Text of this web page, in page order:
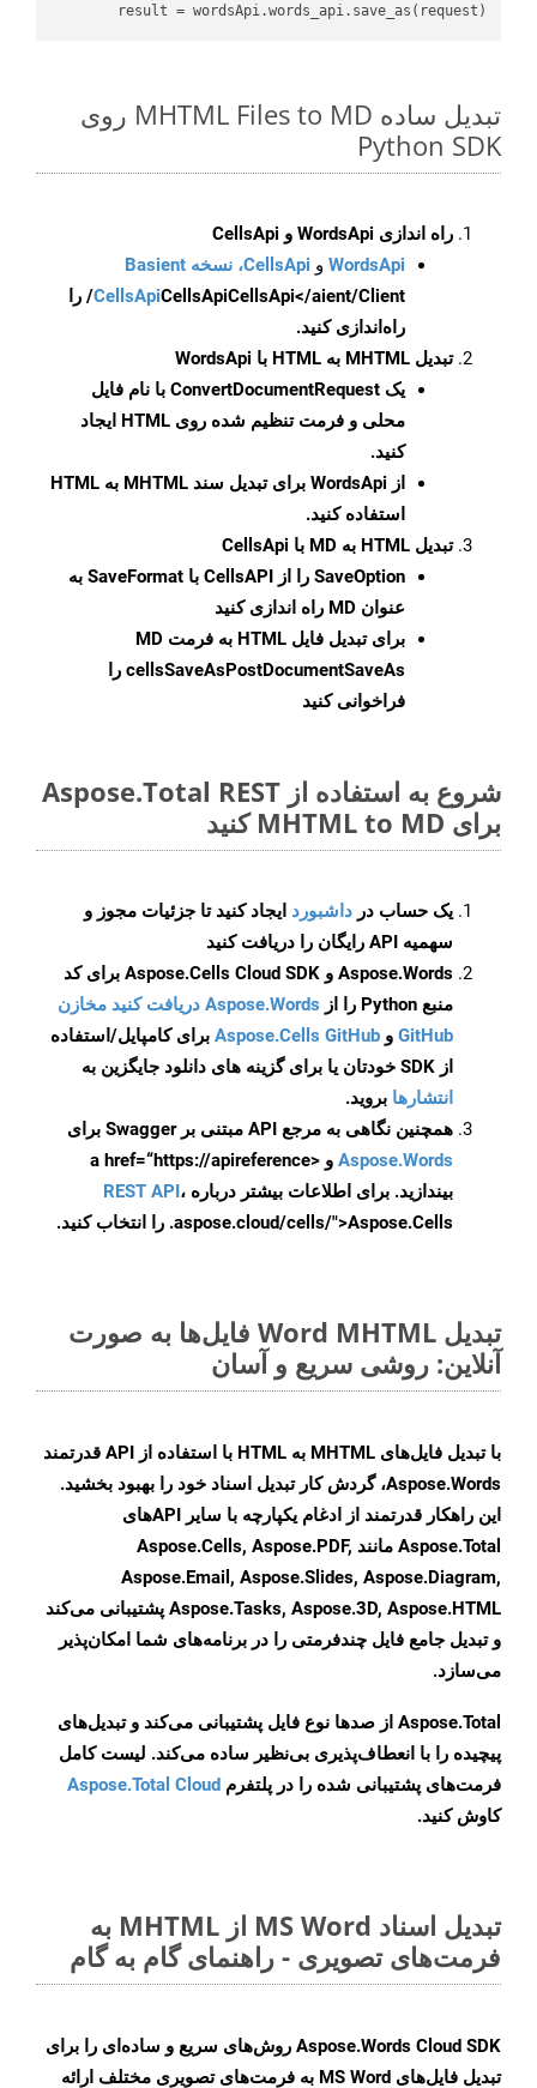
result = wordsApi.words_api.save_as(request)
تبدیل ساده MHTML Files to MD روی
Python SDK
راه اندازی WordsApi و CellsApi
WordsApi و CellsApi، نسخه Basient
CellsApiCellsApi
CellsApi</aient/Client/ را
راه‌اندازی کنید.
تبدیل MHTML به HTML با WordsApi
یک ConvertDocumentRequest با نام فایل
محلی و فرمت تنظیم شده روی HTML ایجاد
کنید.
از WordsApi برای تبدیل سند MHTML به HTML
استفاده کنید.
تبدیل HTML به MD با CellsApi
SaveOption
را از CellsAPI با SaveFormat به
عنوان MD راه اندازی کنید
برای تبدیل فایل HTML به فرمت
MD
cellsSaveAsPostDocumentSaveAs را
فراخوانی کنید
شروع به استفاده از Aspose.Total REST
برای MHTML to MD کنید
یک حساب در داشبورد ایجاد کنید تا جزئیات مجوز و
سهمیه API رایگان را دریافت کنید
Aspose.Words و Aspose.Cells Cloud SDK برای کد
منبع Python را از
Aspose.Words دریافت کنید مخازن
GitHub و Aspose.Cells GitHub برای کامپایل/استفاده
از SDK خودتان یا برای گزینه های دانلود جایگزین به
انتشارها بروید.
همچنین نگاهی به مرجع API مبتنی بر Swagger برای
Aspose.Words
و <a href=“https://apireference
بیندازید. برای اطلاعات بیشتر درباره REST API،
.aspose.cloud/cells/">Aspose.Cells را انتخاب کنید.
تبدیل Word MHTML فایل‌ها به صورت
آنلاین: روشی سریع و آسان
با تبدیل فایل‌های MHTML به HTML با استفاده از API قدرتمند
Aspose.Words، گردش کار تبدیل اسناد خود را بهبود بخشید.
این راهکار قدرتمند از ادغام یکپارچه با سایر APIهای
Aspose.Total مانند Aspose.Cells, Aspose.PDF,
Aspose.Email, Aspose.Slides, Aspose.Diagram,
Aspose.Tasks, Aspose.3D, Aspose.HTML پشتیبانی می‌کند
و تبدیل جامع فایل چندفرمتی را در برنامه‌های شما امکان‌پذیر
می‌سازد.
Aspose.Total از صدها نوع فایل پشتیبانی می‌کند و تبدیل‌های
پیچیده را با انعطاف‌پذیری بی‌نظیر ساده می‌کند. لیست کامل
فرمت‌های پشتیبانی شده را در پلتفرم Aspose.Total Cloud
کاوش کنید.
تبدیل اسناد MS Word از MHTML به
فرمت‌های تصویری - راهنمای گام به گام
Aspose.Words Cloud SDK روش‌های سریع و ساده‌ای را برای
تبدیل فایل‌های MS Word به فرمت‌های تصویری مختلف ارائه